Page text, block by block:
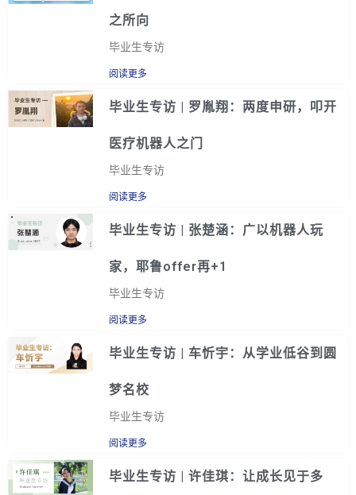
之所向
毕业生专访
阅读更多
毕业生专访 | 罗胤翔：两度申研，叩开
医疗机器人之门
毕业生专访
阅读更多
毕业生专访 | 张楚涵：广以机器人玩
家，耶鲁offer再+1
毕业生专访
阅读更多
毕业生专访 | 车忻宇：从学业低谷到圆
梦名校
毕业生专访
阅读更多
毕业生专访 | 许佳琪：让成长见于多